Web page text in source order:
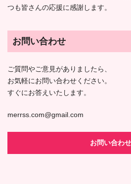
つも皆さんの応援に感謝します。
お問い合わせ
ご質問やご意見がありましたら、
お気軽にお問い合わせください。
すぐにお答えいたします。
merrss.com@gmail.com
お問い合わせ